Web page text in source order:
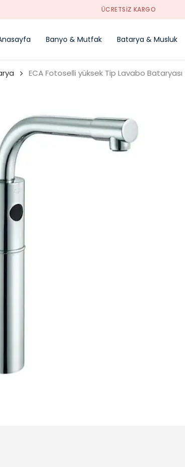
YENI SEZON ÜRÜNLER
Banyo & Mutfak Batarya & Musluk
ECA Fotoselli yüksek Tip Lavabo